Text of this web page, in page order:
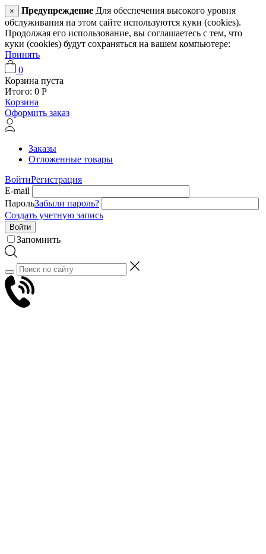
× Предупреждение Для обеспечения высокого уровня
обслуживания на этом сайте используются куки (cookies).
Продолжая его использование, вы соглашаетесь с тем, что
куки (cookies) будут сохраняться на вашем компьютере:
Принять
0
Корзина пуста
Итого: 0 Р
Корзина
Оформить заказ
Заказы
Отложенные товары
ВойтиРегистрация
E-mail
ПарольЗабыли пароль?
Создать учетную запись
Войти
Запомнить